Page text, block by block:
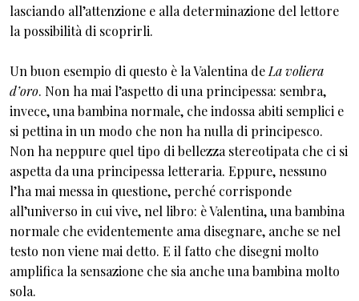
lasciando all’attenzione e alla determinazione del lettore
la possibilità di scoprirli.
Un buon esempio di questo è la Valentina de La voliera
d’oro. Non ha mai l’aspetto di una principessa: sembra,
invece, una bambina normale, che indossa abiti semplici e
si pettina in un modo che non ha nulla di principesco.
Non ha neppure quel tipo di bellezza stereotipata che ci si
aspetta da una principessa letteraria. Eppure, nessuno
l’ha mai messa in questione, perché corrisponde
all’universo in cui vive, nel libro: è Valentina, una bambina
normale che evidentemente ama disegnare, anche se nel
testo non viene mai detto. E il fatto che disegni molto
amplifica la sensazione che sia anche una bambina molto
sola.